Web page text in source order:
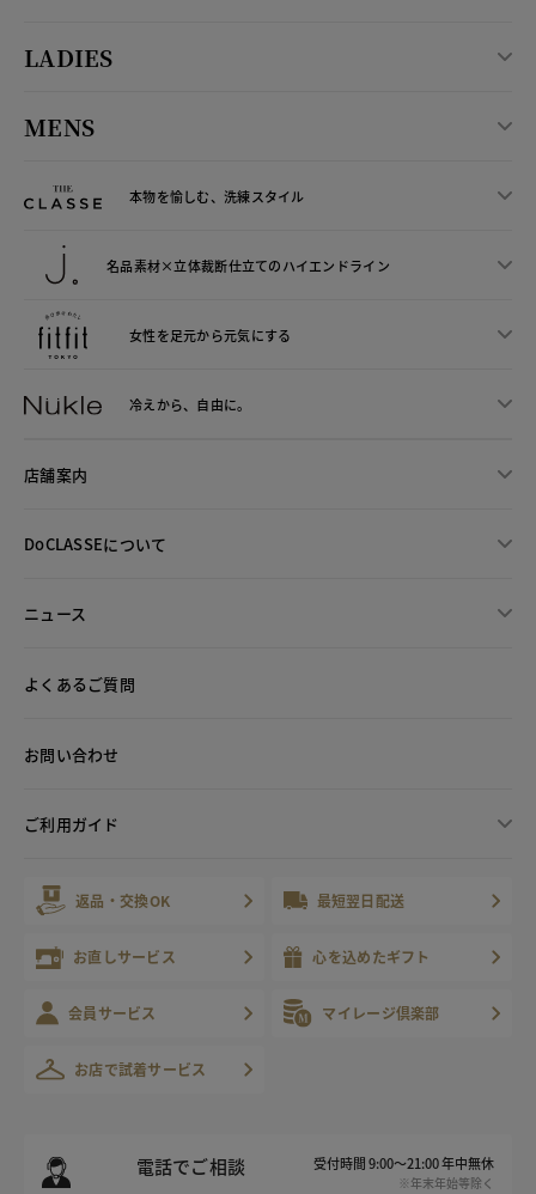
LADIES
MENS
本物を愉しむ、洗練スタイル
名品素材×立体裁断仕立てのハイエンドライン
女性を足元から元気にする
冷えから、 自由に。
店舗案内
DoCLASSEについて
ニュース
よくあるご質問
お問い合わせ
ご利用ガイド
返品・交換OK 最短翌日配送
お直しサービス 心を込めたギフト
会員サービス マイレージ倶楽部
お店で試着サービス
電話でご相談 受付時間 9:00～21:00 年中無休
※年末年始等除く